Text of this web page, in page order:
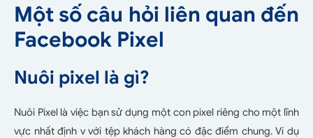
Một số câu hỏi liên quan đến
Facebook Pixel
Nuôi pixel là gì?
Nuôi Pixel là việc bạn sử dụng một con pixel riêng cho một lĩnh
vực nhất định v với tệp khách hàng có đặc điểm chung. Ví dụ